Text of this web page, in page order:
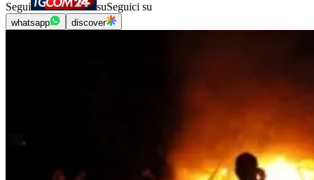
Segui suSeguici su
whatsapp discover